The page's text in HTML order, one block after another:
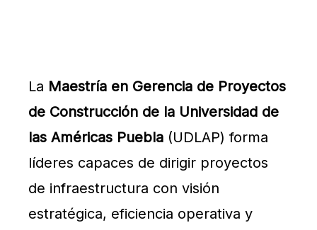
La Maestría en Gerencia de Proyectos
de Construcción de la Universidad de
las Américas Puebla (UDLAP) forma
líderes capaces de dirigir proyectos
de infraestructura con visión
estratégica, eficiencia operativa y